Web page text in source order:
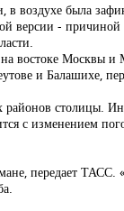
в воздухе была
версии -
востоке Москвы
и Балашихе,
районов
с изменением
передает